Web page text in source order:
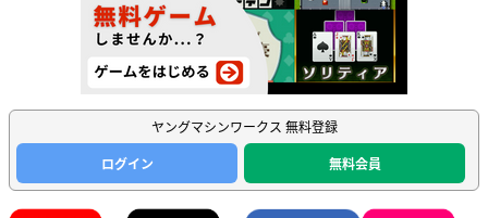
ヤングマシンワークス 無料登録
ログイン
無料会員